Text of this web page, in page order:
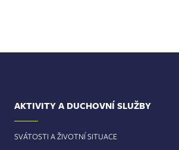
AKTIVITY A DUCHOVNÍ SLUŽBY
SVÁTOSTI A ŽIVOTNÍ SITUACE